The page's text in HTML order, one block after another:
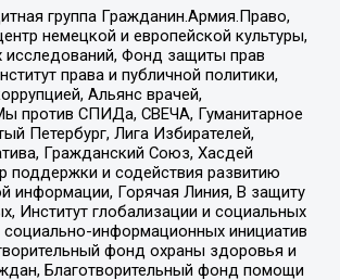
группа Гражданин.Армия.Право,
немецкой и европейской культуры,
исследований, Фонд защиты прав
права и публичной политики,
Альянс врачей,
против СПИДа, СВЕЧА, Гуманитарное
Петербург, Лига Избирателей,
Гражданский Союз, Хасдей
поддержки и содействия развитию
информации, Горячая Линия, В защиту
Институт глобализации и социальных
информационных инициатив
фонд охраны здоровья и
Благотворительный фонд помощи